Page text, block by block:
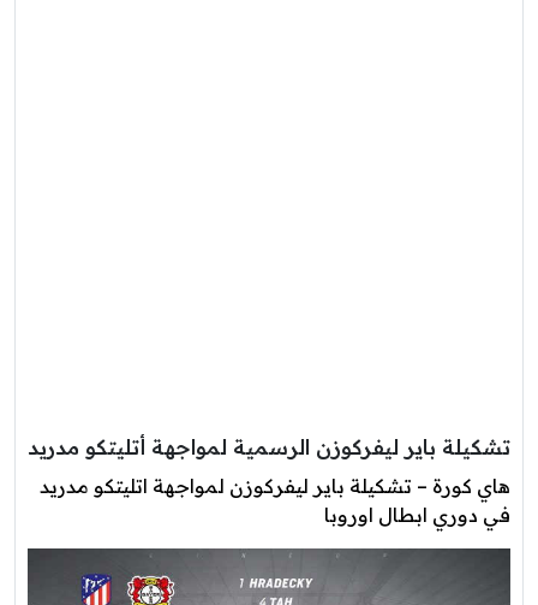
تشكيلة باير ليفركوزن الرسمية لمواجهة أتليتكو مدريد
هاي كورة – تشكيلة باير ليفركوزن لمواجهة اتليتكو مدريد
في دوري ابطال اوروبا